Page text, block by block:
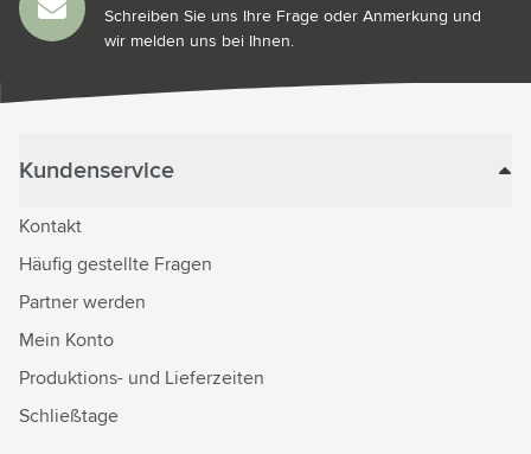
Schreiben Sie uns Ihre Frage oder Anmerkung und
wir melden uns bei Ihnen.
Kundenservice
Kontakt
Häufig gestellte Fragen
Partner werden
Mein Konto
Produktions- und Lieferzeiten
Schließtage